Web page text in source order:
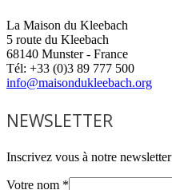
La Maison du Kleebach
5 route du Kleebach
68140 Munster - France
Tél: +33 (0)3 89 777 500
info@maisondukleebach.org
NEWSLETTER
Inscrivez vous à notre newsletter
Votre nom *